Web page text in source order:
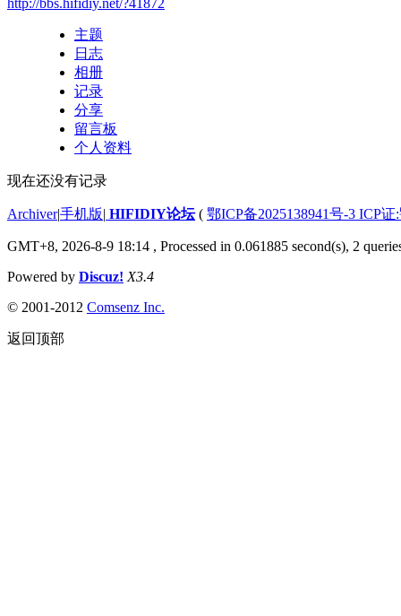
主题
日志
相册
记录
分享
留言板
个人资料
现在还没有记录
Archiver|手机版| HIFIDIY论坛( 鄂ICP备2025138941号-3 ICP
GMT+8, 2026-8-9 18:14 , Processed in 0.061885 second(s), 2
Powered by Discuz! X3.4
© 2001-2012 Comsenz Inc.
返回顶部